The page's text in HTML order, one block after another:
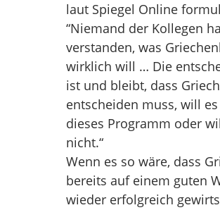
laut Spiegel Online
“Niemand der Kollegen
verstanden, was
wirklich will … Die
ist und bleibt, dass
entscheiden muss, will
dieses Programm oder
nicht.“
Wenn es so wäre, dass
bereits auf einem guten
wieder erfolgreich